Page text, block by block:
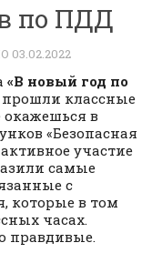
по ПДД
03.02.2022
«В новый год по
классные
в
«Безопасная
участие
самые
с
которые в том
часах.
правдивые.